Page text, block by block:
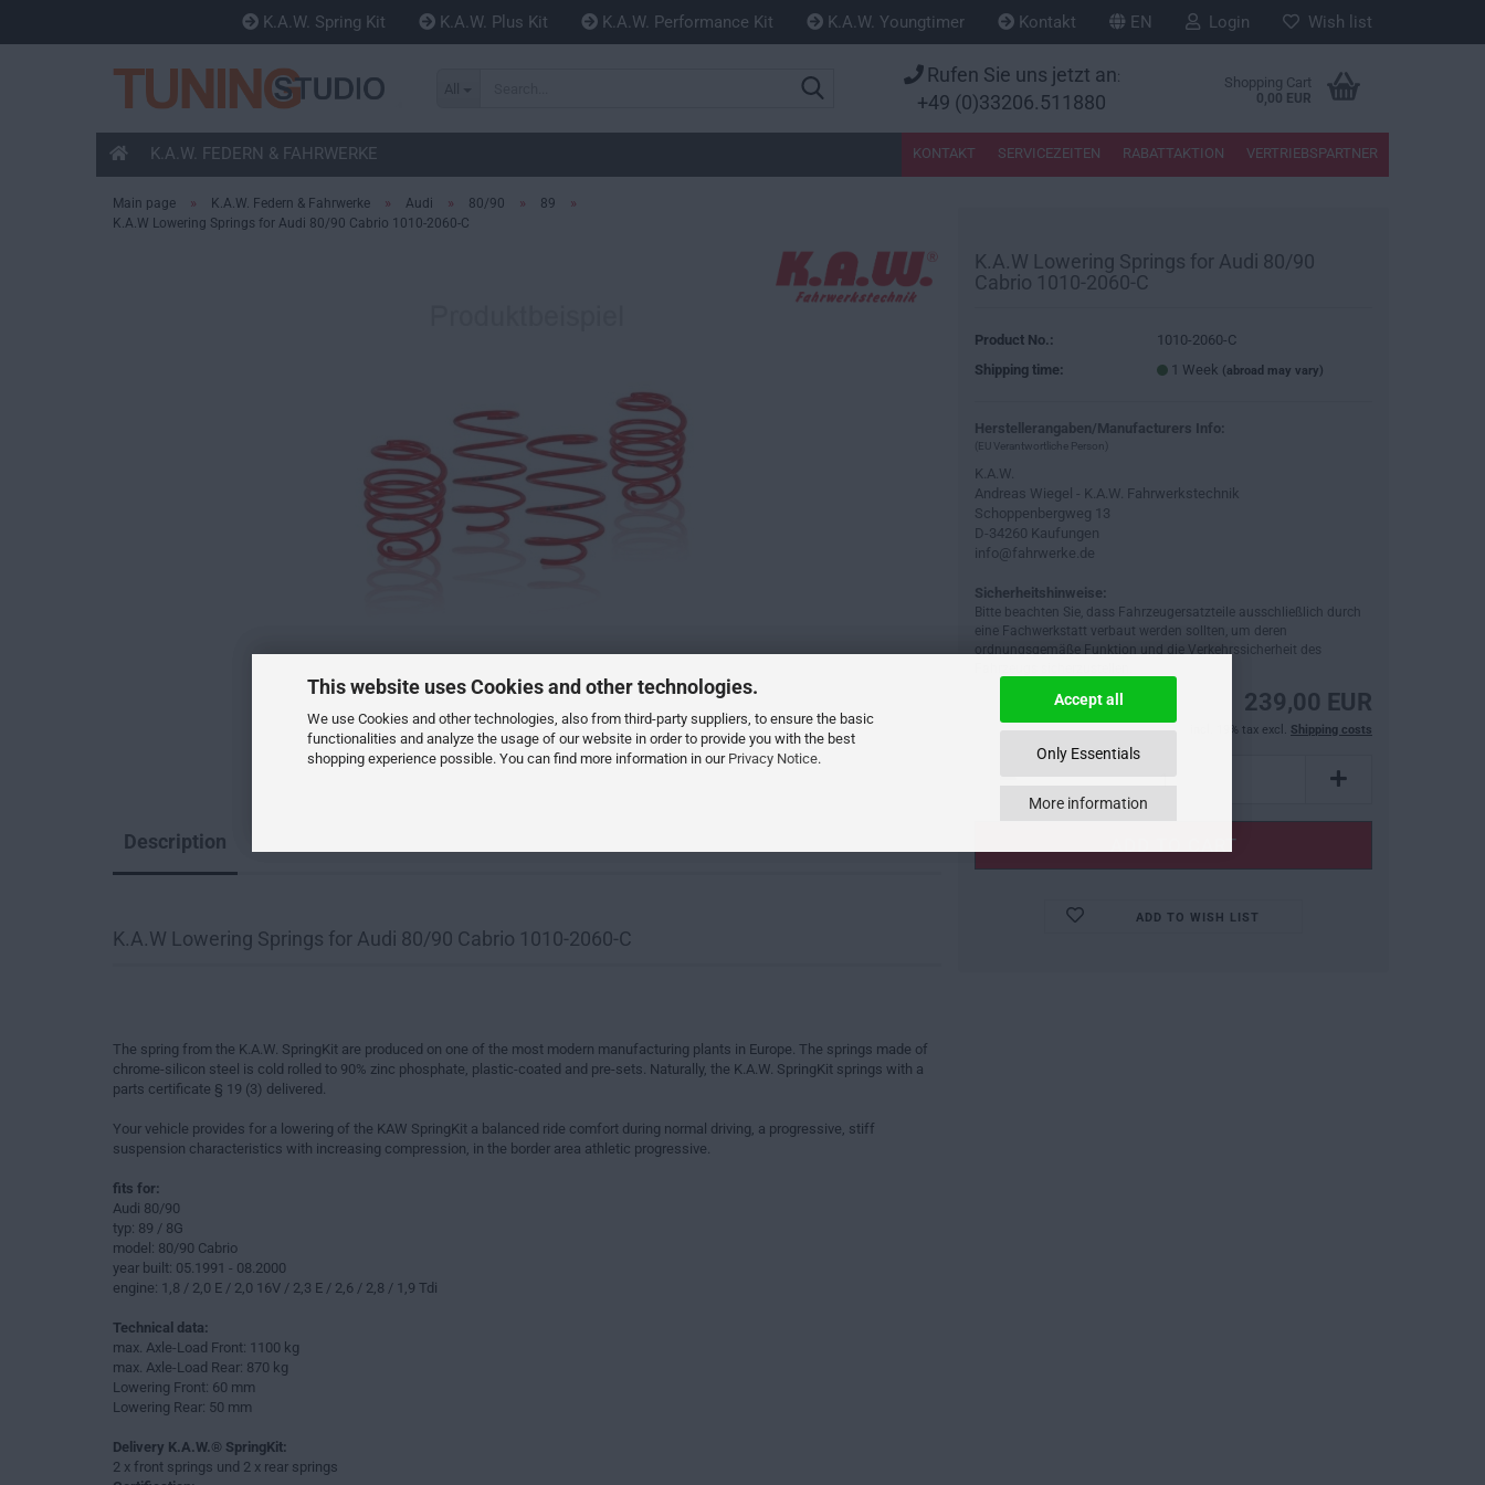
This website uses Cookies and other technologies.
We use Cookies and other technologies, also from third-party suppliers, to ensure the basic
functionalities and analyze the usage of our website in order to provide you with the best
shopping experience possible. You can find more information in our Privacy Notice.
Accept all
Only Essentials
More information
K.A.W. Spring Kit K.A.W. Plus Kit K.A.W. Performance Kit K.A.W. Youngtimer Kontakt EN Login Wish list
Rufen Sie uns jetzt an:
+49 (0)33206.511880
Shopping Cart
0,00 EUR
K.A.W. FEDERN & FAHRWERKE KONTAKT SERVICEZEITEN RABATTAKTION VERTRIEBSPARTNER
Main page » K.A.W. Federn & Fahrwerke » Audi » 80/90 » 89 »
K.A.W Lowering Springs for Audi 80/90 Cabrio 1010-2060-C
K.A.W Lowering Springs for Audi 80/90
Cabrio 1010-2060-C
Product No.:
1010-2060-C
Shipping time:
1 Week (abroad may vary)
Herstellerangaben/Manufacturers Info:
(EU Verantwortliche Person)
K.A.W.
Andreas Wiegel - K.A.W. Fahrwerkstechnik
Schoppenbergweg 13
D-34260 Kaufungen
info@fahrwerke.de
Sicherheitshinweise:
Bitte beachten Sie, dass Fahrzeugersatzteile ausschließlich durch
eine Fachwerkstatt verbaut werden sollten, um deren
ordnungsgemäße Funktion und die Verkehrssicherheit des
239,00 EUR
incl. 19% tax excl. Shipping costs
ADD TO WISH LIST
Description
K.A.W Lowering Springs for Audi 80/90 Cabrio 1010-2060-C
The spring from the K.A.W. SpringKit are produced on one of the most modern manufacturing plants in Europe. The springs made of
chrome-silicon steel is cold rolled to 90% zinc phosphate, plastic-coated and pre-sets. Naturally, the K.A.W. SpringKit springs with a
parts certificate § 19 (3) delivered.
Your vehicle provides for a lowering of the KAW SpringKit a balanced ride comfort during normal driving, a progressive, stiff
suspension characteristics with increasing compression, in the border area athletic progressive.
fits for:
Audi 80/90
typ: 89 / 8G
model: 80/90 Cabrio
year built: 05.1991 - 08.2000
engine: 1,8 / 2,0 E / 2,0 16V / 2,3 E / 2,6 / 2,8 / 1,9 Tdi
Technical data:
max. Axle-Load Front: 1100 kg
max. Axle-Load Rear: 870 kg
Lowering Front: 60 mm
Lowering Rear: 50 mm
Delivery K.A.W.® SpringKit:
2 x front springs und 2 x rear springs